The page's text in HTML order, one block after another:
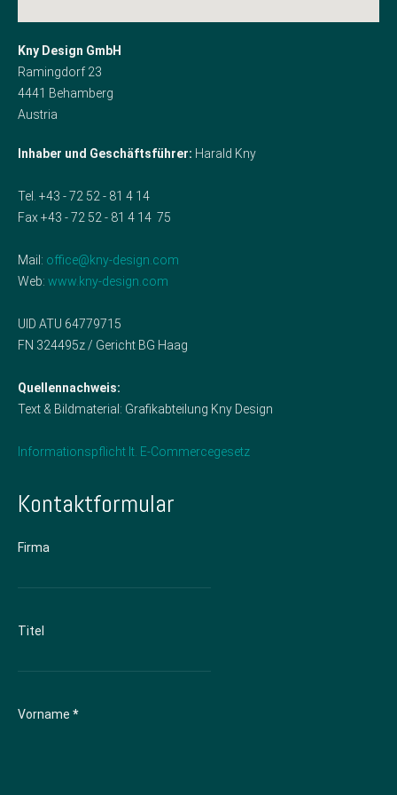
Kny Design GmbH
Ramingdorf 23
4441 Behamberg
Austria
Inhaber und Geschäftsführer: Harald Kny
Tel. +43 - 72 52 - 81 4 14
Fax +43 - 72 52 - 81 4 14 75
Mail: office@kny-design.com
Web: www.kny-design.com
UID ATU 64779715
FN 324495z / Gericht BG Haag
Quellennachweis:
Text & Bildmaterial: Grafikabteilung Kny Design
Informationspflicht lt. E-Commercegesetz
Kontaktformular
Firma
Titel
Vorname *